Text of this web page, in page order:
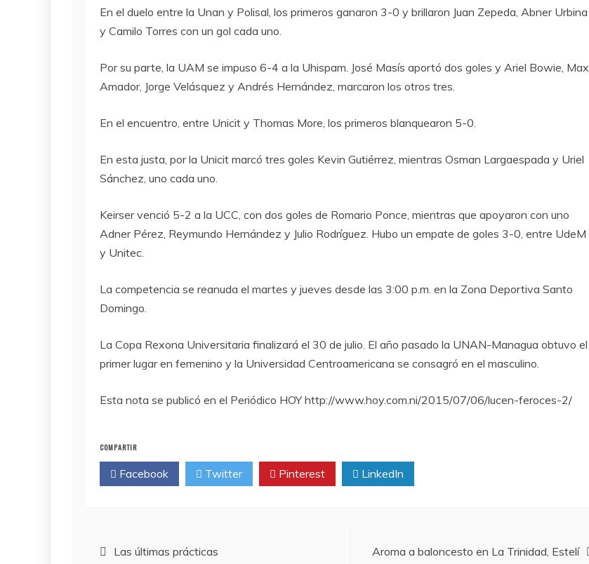
En el duelo entre la Unan y Polisal, los primeros ganaron 3-0 y brillaron Juan Zepeda, Abner Urbina
y Camilo Torres con un gol cada uno.
Por su parte, la UAM se impuso 6-4 a la Uhispam. José Masís aportó dos goles y Ariel Bowie, Max
Amador, Jorge Velásquez y Andrés Hernández, marcaron los otros tres.
En el encuentro, entre Unicit y Thomas More, los primeros blanquearon 5-0.
En esta justa, por la Unicit marcó tres goles Kevin Gutiérrez, mientras Osman Largaespada y Uriel
Sánchez, uno cada uno.
Keirser venció 5-2 a la UCC, con dos goles de Romario Ponce, mientras que apoyaron con uno
Adner Pérez, Reymundo Hernández y Julio Rodríguez. Hubo un empate de goles 3-0, entre UdeM
y Unitec.
La competencia se reanuda el martes y jueves desde las 3:00 p.m. en la Zona Deportiva Santo
Domingo.
La Copa Rexona Universitaria finalizará el 30 de julio. El año pasado la UNAN-Managua obtuvo el
primer lugar en femenino y la Universidad Centroamericana se consagró en el masculino.
Esta nota se publicó en el Periódico HOY http://www.hoy.com.ni/2015/07/06/lucen-feroces-2/
COMPARTIR
Facebook Twitter Pinterest LinkedIn
Navegación
Las últimas prácticas Aroma a baloncesto en La Trinidad, Estelí